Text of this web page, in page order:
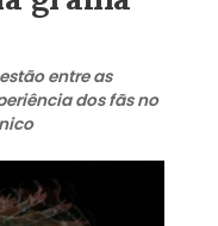
entre as
dos fãs no